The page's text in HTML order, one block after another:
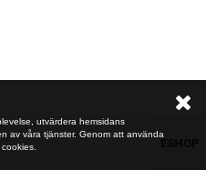
utvärdera hemsidans
av våra tjänster. Genom att använda